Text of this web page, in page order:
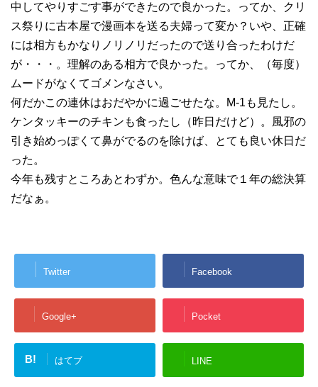
中してやりすごす事ができたので良かった。ってか、クリ
ス祭りに古本屋で漫画本を送る夫婦って変か？いや、正確
には相方もかなりノリノリだったので送り合ったわけだ
が・・・。理解のある相方で良かった。ってか、（毎度）
ムードがなくてゴメンなさい。
何だかこの連休はおだやかに過ごせたな。M-1も見たし。
ケンタッキーのチキンも食ったし（昨日だけど）。風邪の
引き始めっぽくて鼻がでるのを除けば、とても良い休日だ
った。
今年も残すところあとわずか。色んな意味で１年の総決算
だなぁ。
Twitter Facebook
Google+ Pocket
B! はてブ LINE